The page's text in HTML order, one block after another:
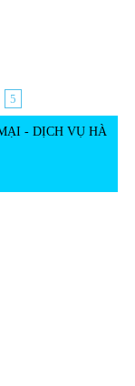
5
- DỊCH VỤ HÀ